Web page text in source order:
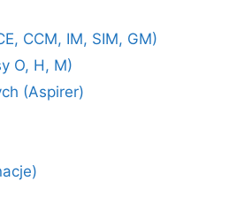
CCM, IM, SIM, GM)
O, H, M)
(Aspirer)